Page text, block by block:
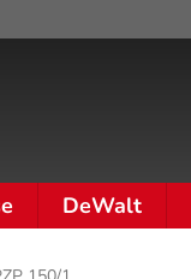
DeWalt